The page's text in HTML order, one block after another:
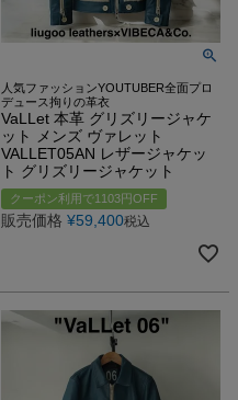
人気ファッションYOUTUBER全面プロ
デュース拘りの革衣
VaLLet 本革 グリズリージャケ
ット メンズ ヴァレット
VALLET05AN レザージャケッ
ト グリズリージャケット
クーポン利用で1103円OFF
販売価格 ¥59,400税込